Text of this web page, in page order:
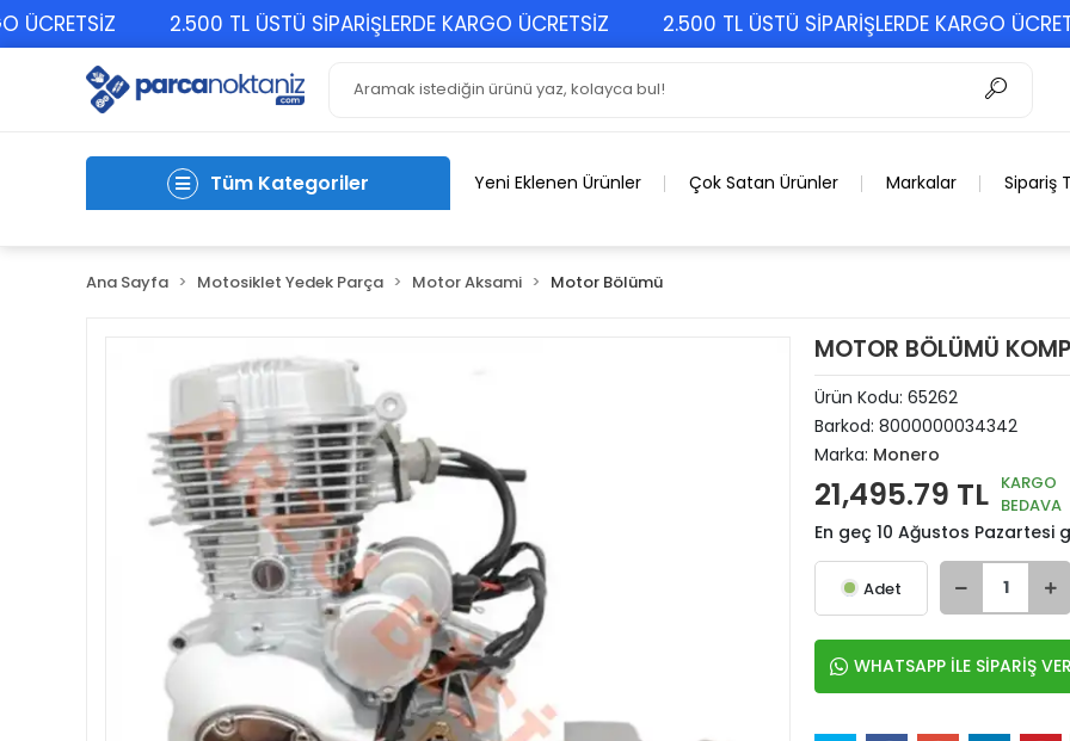
2.500 TL ÜSTÜ SİPARİŞLERDE KARGO ÜCRETSİZ 2.500 TL ÜSTÜ SİPARİŞLERDE KARGO ÜCRETSİZ
Tüm Kategoriler Yeni Eklenen Ürünler Çok Satan Ürünler Markalar Sipariş
Ana Sayfa Motosiklet Yedek Parça Motor Aksami Motor Bölümü
MOTOR BÖLÜMÜ
Ürün Kodu: 65262
Barkod: 8000000034342
Marka: Monero
21,495.79 TL KARGO
BEDAVA
En geç 10 Ağustos Pazartesi
Adet
WHATSAPP İLE SİPARİŞ VER